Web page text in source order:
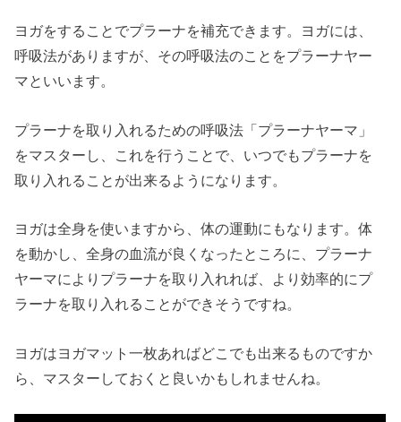
ヨガをすることでプラーナを補充できます。ヨガには、
呼吸法がありますが、その呼吸法のことをプラーナヤー
マといいます。
プラーナを取り入れるための呼吸法「プラーナヤーマ」
をマスターし、これを行うことで、いつでもプラーナを
取り入れることが出来るようになります。
ヨガは全身を使いますから、体の運動にもなります。体
を動かし、全身の血流が良くなったところに、プラーナ
ヤーマによりプラーナを取り入れれば、より効率的にプ
ラーナを取り入れることができそうですね。
ヨガはヨガマット一枚あればどこでも出来るものですか
ら、マスターしておくと良いかもしれませんね。